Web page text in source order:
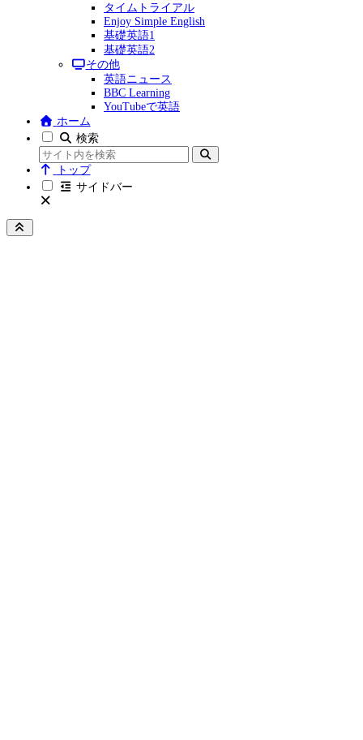
タイムトライアル
Enjoy Simple English
基礎英語1
基礎英語2
その他
英語ニュース
BBC Learning
YouTubeで英語
ホーム
検索
トップ
サイドバー